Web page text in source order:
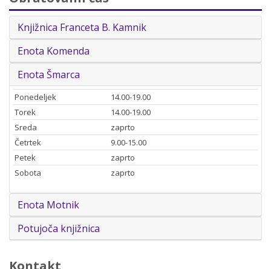
Knjižnica Franceta B. Kamnik
Enota Komenda
Enota Šmarca
Ponedeljek
14.00-19.00
Torek
14.00-19.00
Sreda
zaprto
Četrtek
9.00-15.00
Petek
zaprto
Sobota
zaprto
Enota Motnik
Potujoča knjižnica